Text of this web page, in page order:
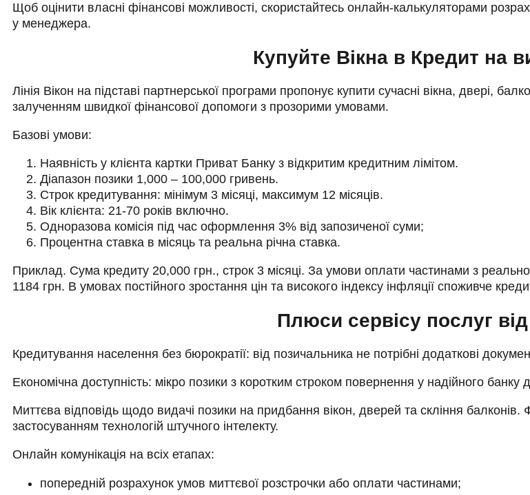
Щоб оцінити власні фінансові можливості, скористайтесь онлайн-калькуляторами
у менеджера.
Купуйте Вікна в Кредит на
Лінія Вікон на підставі партнерської програми пропонує купити сучасні вікна, двері,
залученням швидкої фінансової допомоги з прозорими умовами.
Базові умови:
Наявність у клієнта картки Приват Банку з відкритим кредитним лімітом.
Діапазон позики 1,000 – 100,000 гривень.
Строк кредитування: мінімум 3 місяці, максимум 12 місяців.
Вік клієнта: 21-70 років включно.
Одноразова комісія під час оформлення 3% від запозиченої суми;
Процентна ставка в місяць та реальна річна ставка.
Приклад. Сума кредиту 20,000 грн., строк 3 місяці. За умови оплати частинами з
1184 грн. В умовах постійного зростання цін та високого індексу інфляції споживче
Плюси сервісу послуг
Кредитування населення без бюрократії: від позичальника не потрібні додаткові
Економічна доступність: мікро позики з коротким строком повернення у надійного банку
Миттєва відповідь щодо видачі позики на придбання вікон, дверей та скління
застосуванням технологій штучного інтелекту.
Онлайн комунікація на всіх етапах:
попередній розрахунок умов миттєвої розстрочки або оплати частинами;